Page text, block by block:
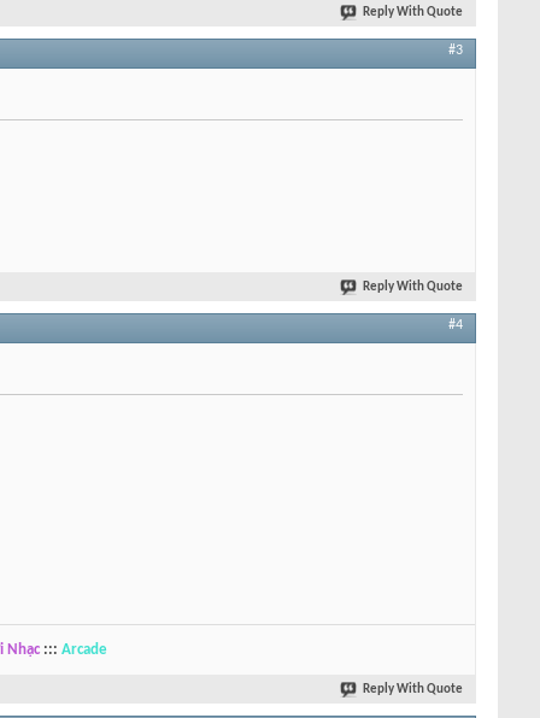
Reply With Quote
#3
Reply With Quote
#4
Nhạc::: Arcade
Reply With Quote